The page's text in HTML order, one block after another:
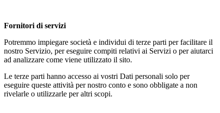
Fornitori di servizi
Potremmo impiegare società e individui di terze parti per facilitare il
nostro Servizio, per eseguire compiti relativi ai Servizi o per aiutarci
ad analizzare come viene utilizzato il sito.
Le terze parti hanno accesso ai vostri Dati personali solo per
eseguire queste attività per nostro conto e sono obbligate a non
rivelarle o utilizzarle per altri scopi.